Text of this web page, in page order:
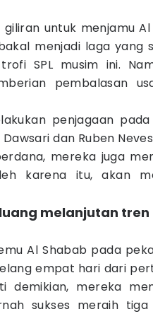
untuk menjamu
menjadi laga
SPL musim ini.
pembalasan
penjagaan
Dawsari dan Ruben
mereka juga
karena itu, akan
melanjutan
Al Shabab pada
empat hari dari
demikian, mereka
sukses meraih